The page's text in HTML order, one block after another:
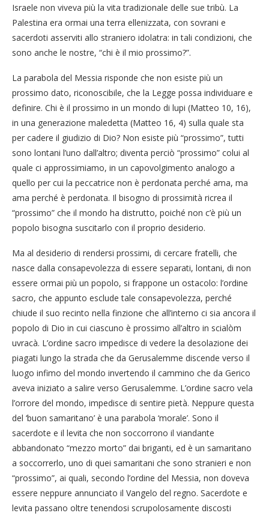
Israele non viveva più la vita tradizionale delle sue tribù. La
Palestina era ormai una terra ellenizzata, con sovrani e
sacerdoti asserviti allo straniero idolatra: in tali condizioni, che
sono anche le nostre, “chi è il mio prossimo?”.
La parabola del Messia risponde che non esiste più un
prossimo dato, riconoscibile, che la Legge possa individuare e
definire. Chi è il prossimo in un mondo di lupi (Matteo 10, 16),
in una generazione maledetta (Matteo 16, 4) sulla quale sta
per cadere il giudizio di Dio? Non esiste più “prossimo”, tutti
sono lontani l’uno dall’altro; diventa perciò “prossimo” colui al
quale ci approssimiamo, in un capovolgimento analogo a
quello per cui la peccatrice non è perdonata perché ama, ma
ama perché è perdonata. Il bisogno di prossimità ricrea il
“prossimo” che il mondo ha distrutto, poiché non c’è più un
popolo bisogna suscitarlo con il proprio desiderio.
Ma al desiderio di rendersi prossimi, di cercare fratelli, che
nasce dalla consapevolezza di essere separati, lontani, di non
essere ormai più un popolo, si frappone un ostacolo: l’ordine
sacro, che appunto esclude tale consapevolezza, perché
chiude il suo recinto nella finzione che all’interno ci sia ancora il
popolo di Dio in cui ciascuno è prossimo all’altro in scialòm
uvracà. L’ordine sacro impedisce di vedere la desolazione dei
piagati lungo la strada che da Gerusalemme discende verso il
luogo infimo del mondo invertendo il cammino che da Gerico
aveva iniziato a salire verso Gerusalemme. L’ordine sacro vela
l’orrore del mondo, impedisce di sentire pietà. Neppure questa
del ‘buon samaritano’ è una parabola ‘morale’. Sono il
sacerdote e il levita che non soccorrono il viandante
abbandonato “mezzo morto” dai briganti, ed è un samaritano
a soccorrerlo, uno di quei samaritani che sono stranieri e non
“prossimo”, ai quali, secondo l’ordine del Messia, non doveva
essere neppure annunciato il Vangelo del regno. Sacerdote e
levita passano oltre tenendosi scrupolosamente discosti